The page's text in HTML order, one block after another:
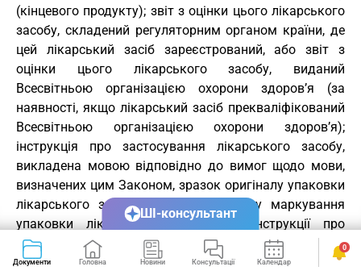
(кінцевого продукту); звіт з оцінки цього лікарського
засобу, складений регуляторним органом країни, де
цей лікарський засіб зареєстрований, або звіт з
оцінки цього лікарського засобу, виданий
Всесвітньою організацією охорони здоров’я (за
наявності, якщо лікарський засіб прекваліфікований
Всесвітньою організацією охорони здоров’я);
інструкція про застосування лікарського засобу,
викладена мовою відповідно до вимог щодо мови,
визначених цим Законом, зразок оригіналу упаковки
лікарського засобу, переклади тексту маркування
упаковки лікарського засобу та інструкції про
застосування лікарського засобу українською
мовою, засвідчені підписом заявника або
Документи Головна Новини Консультації Календар Сервіси
0
ШІ-консультант